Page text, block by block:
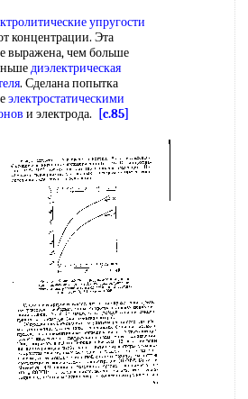
упругости
концентрации. Эта
выражена, чем больше
диэлектрическая
. Сделана попытка
электростатическими
и электрода. [c.85]